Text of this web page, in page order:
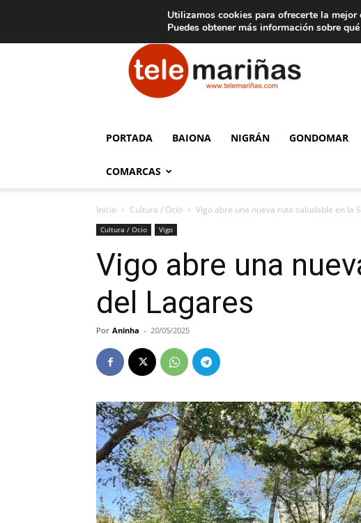
Aviso legal Tarifas de publicidad
Telemariñas
PORTADA BAIONA NIGRÁN GONDOMAR
COMARCAS
Inicio Cultura / Ocio Vigo abre una nueva ruta saludable en la
Cultura / Ocio Vigo
Vigo abre una
del Lagares
Por Aninha - 20/05/2025
Utilizamos cookies para ofrecerte la mejor
Puedes obtener más información sobre